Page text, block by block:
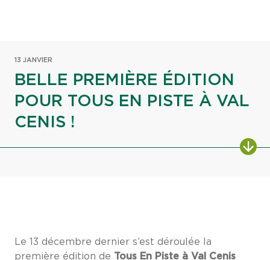
13 JANVIER
BELLE PREMIÈRE ÉDITION
POUR TOUS EN PISTE À VAL
CENIS !
Le 13 décembre dernier s’est déroulée la
première édition de Tous En Piste à Val Cenis